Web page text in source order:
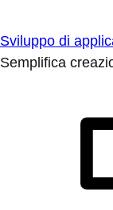
Sviluppo di
Semplifica